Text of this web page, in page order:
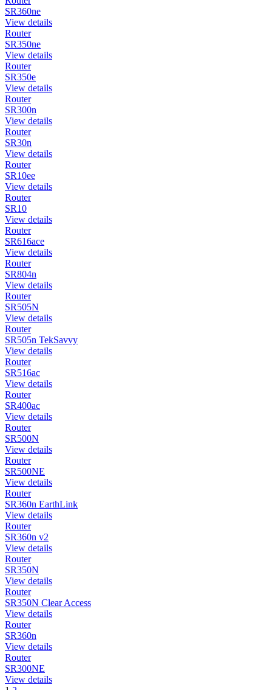
SR360ne
View details
Router
SR350ne
View details
Router
SR350e
View details
Router
SR300n
View details
Router
SR30n
View details
Router
SR10ee
View details
Router
SR10
View details
Router
SR616ace
View details
Router
SR804n
View details
Router
SR505N
View details
Router
SR505n TekSavvy
View details
Router
SR516ac
View details
Router
SR400ac
View details
Router
SR500N
View details
Router
SR500NE
View details
Router
SR360n EarthLink
View details
Router
SR360n v2
View details
Router
SR350N
View details
Router
SR350N Clear Access
View details
Router
SR360n
View details
Router
SR300NE
View details